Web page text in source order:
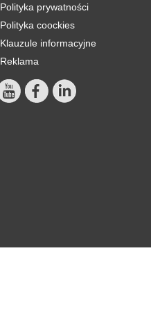
Polityka prywatności
Polityka coockies
Klauzule informacyjne
Reklama